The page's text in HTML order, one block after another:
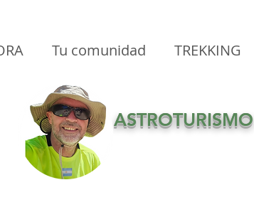
Tu comunidad TREKKING
AVENTURA
ESPELEOTURISMO
ASTROTURISMO